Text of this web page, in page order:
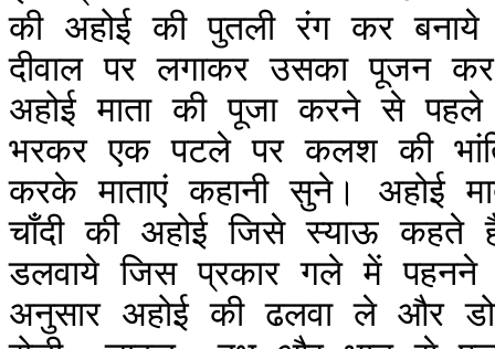
की अहोई की पुतली रंग कर बनाये
दीवाल पर लगाकर उसका पूजन
अहोई माता की पूजा करने से
भरकर एक पटले पर कलश की
करके माताएं कहानी सुने। अहोई
चाँदी की अहोई जिसे स्याऊ कहते
डलवाये जिस प्रकार गले में
अनुसार अहोई की ढलवा ले और